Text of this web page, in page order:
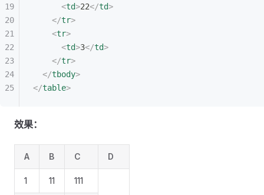
<td>22</td>
</tr>
<tr>
<td>3</td>
</tr>
</tbody>
</table>
效果：
A B C D
1 11 111